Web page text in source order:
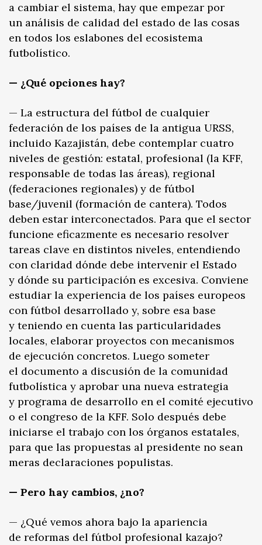
a cambiar el sistema, hay que empezar por
un análisis de calidad del estado de las cosas
en todos los eslabones del ecosistema
futbolístico.
— ¿Qué opciones hay?
— La estructura del fútbol de cualquier
federación de los países de la antigua URSS,
incluido Kazajistán, debe contemplar cuatro
niveles de gestión: estatal, profesional (la KFF,
responsable de todas las áreas), regional
(federaciones regionales) y de fútbol
base/juvenil (formación de cantera). Todos
deben estar interconectados. Para que el sector
funcione eficazmente es necesario resolver
tareas clave en distintos niveles, entendiendo
con claridad dónde debe intervenir el Estado
y dónde su participación es excesiva. Conviene
estudiar la experiencia de los países europeos
con fútbol desarrollado y, sobre esa base
y teniendo en cuenta las particularidades
locales, elaborar proyectos con mecanismos
de ejecución concretos. Luego someter
el documento a discusión de la comunidad
futbolística y aprobar una nueva estrategia
y programa de desarrollo en el comité ejecutivo
o el congreso de la KFF. Solo después debe
iniciarse el trabajo con los órganos estatales,
para que las propuestas al presidente no sean
meras declaraciones populistas.
— Pero hay cambios, ¿no?
— ¿Qué vemos ahora bajo la apariencia
de reformas del fútbol profesional kazajo?